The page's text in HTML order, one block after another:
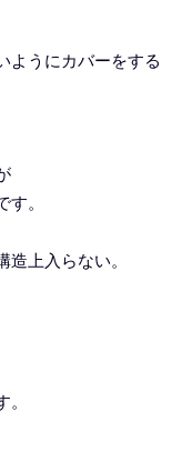
ようにカバーをする
。
上入らない。